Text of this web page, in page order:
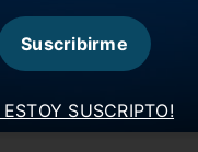
SUSCRIPTO!
Suscribirme